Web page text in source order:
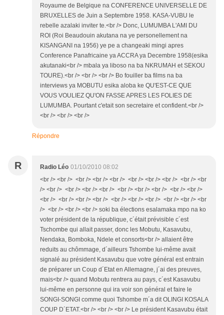
Royaume de Belgique na CONFERENCE UNIVERSELLE DE
BRUXELLES de Juin a Septembre 1958. KASA-VUBU le
rebelle azalaki inviter te.<br /> Donc, LUMUMBA L'AMI DU
ROI (Roi Beaudouin akutana na ye personellement na
KISANGANI na 1956) ye pe a changeaki mingi apres
Conference Panafricaine ya ACCRA ya Decembre 1958(esika
akutanaki<br /> mbala ya liboso na ba NKRUMAH et SEKOU
TOURE).<br /> <br /> <br /> Bo fouiller ba films na ba
interviews ya MOBUTU esika aloba ke QU'EST-CE QUE
VOUS VOULIEZ QU'ON FASSE APRES LES FOLIES DE
LUMUMBA. Pourtant c'etait son secretaire et confident.<br />
<br /> <br /> <br />
Répondre
R Radio Léo 01/10/2010 08:02
<br /> <br /> <br /> <br /> <br /> <br /> <br /> <br /> <br /> <br
/> <br /> <br /> <br /> <br /> <br /> <br /> <br /> <br /> <br />
<br /> <br /> <br /> <br /> <br /> <br /> <br /> <br /> <br /> <br
/> <br /> <br /> <br /> soki ba élections esalamaka mpo na ko
voter président de la république, c´était prévisible c´est
Tschombe qui allait passer, donc les Mobutu, Kasavubu,
Nendaka, Bomboka, Ndele et consorts<br /> allaient être
reduits au chômmage, d´ailleurs Tshombe lui-même avait
signalé au président Kasavubu que votre général est entrain
de préparer un Coup d´Etat en Allemagne, j´ai des preuves,
mais<br /> quand Mobutu rentrera au pays, c´est Kasavubu
lui-même en personne qui ira voir son général et faire le
SONGI-SONGI comme quoi Tshombe m´a dit OLINGI KOSALA
COUP D´ETAT.<br /> <br /> <br /> Le président Kasavubu était